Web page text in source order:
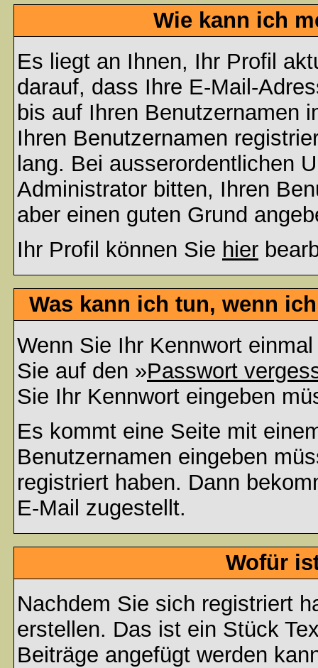
Wie kann ich
Es liegt an Ihnen, Ihr Profil
darauf, dass Ihre E-Mail-
bis auf Ihren Benutzernamen
Ihren Benutzernamen
lang. Bei ausserordentlichen
Administrator bitten, Ihren
aber einen guten Grund
Ihr Profil können Sie hier
Was kann ich tun, wenn
Wenn Sie Ihr Kennwort
Sie auf den »Passwort
Sie Ihr Kennwort eingeben
Es kommt eine Seite mit
Benutzernamen eingeben
registriert haben. Dann
E-Mail zugestellt.
Wofür
Nachdem Sie sich registriert
erstellen. Das ist ein Stück
Beiträge angefügt werden